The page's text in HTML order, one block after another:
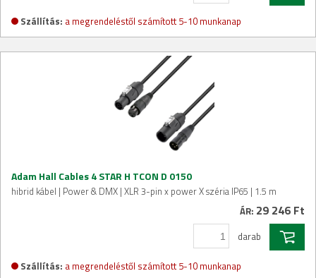
Szállítás: a megrendeléstől számított 5-10 munkanap
Adam Hall Cables 4 STAR H TCON D 0150
hibrid kábel | Power & DMX | XLR 3-pin x power X széria IP65 | 1.5 m
ÁR: 29 246 Ft
darab
Szállítás: a megrendeléstől számított 5-10 munkanap